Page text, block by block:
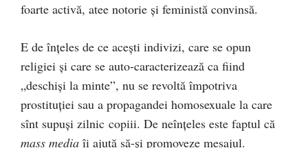
foarte activă, atee notorie şi feministă convinsă.
E de înţeles de ce acești indivizi, care se opun
religiei și care se auto-caracterizează ca fiind
„deschiși la minte”, nu se revoltă împotriva
prostituției sau a propagandei homosexuale la care
sînt supuşi zilnic copiii. De neînțeles este faptul că
mass media îi ajută să-și promoveze mesajul.